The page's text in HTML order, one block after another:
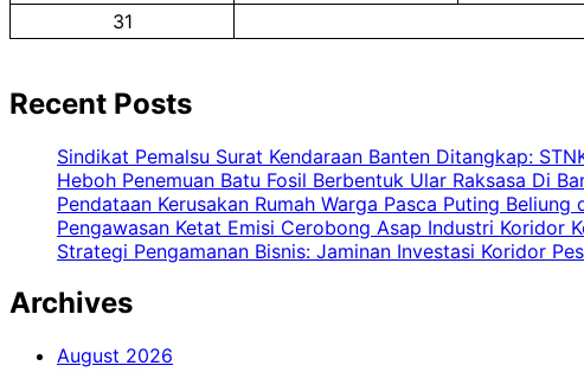
31
Recent Posts
Sindikat Pemalsu Surat Kendaraan Banten Ditangkap:
Heboh Penemuan Batu Fosil Berbentuk Ular Raksasa Di
Pendataan Kerusakan Rumah Warga Pasca Puting Beliung
Pengawasan Ketat Emisi Cerobong Asap Industri Koridor
Strategi Pengamanan Bisnis: Jaminan Investasi Koridor
Archives
August 2026